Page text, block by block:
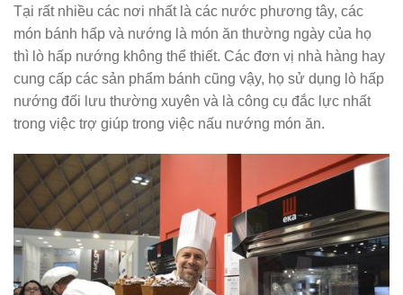
Tại rất nhiều các nơi nhất là các nước phương tây, các
món bánh hấp và nướng là món ăn thường ngày của họ
thì lò hấp nướng không thể thiết. Các đơn vị nhà hàng hay
cung cấp các sản phẩm bánh cũng vậy, họ sử dụng lò hấp
nướng đối lưu thường xuyên và là công cụ đắc lực nhất
trong việc trợ giúp trong việc nấu nướng món ăn.